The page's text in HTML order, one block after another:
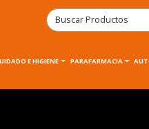
E HIGIENE PARAFARMACIA